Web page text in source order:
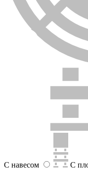
С навесом С